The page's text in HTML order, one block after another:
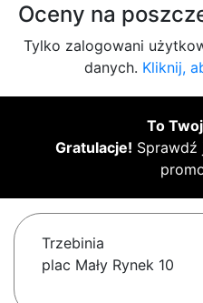
Oceny na
Tylko zalogowani
danych. Kliknij,
To
Gratulacje! Sprawdź
Trzebinia
plac Mały Rynek 10